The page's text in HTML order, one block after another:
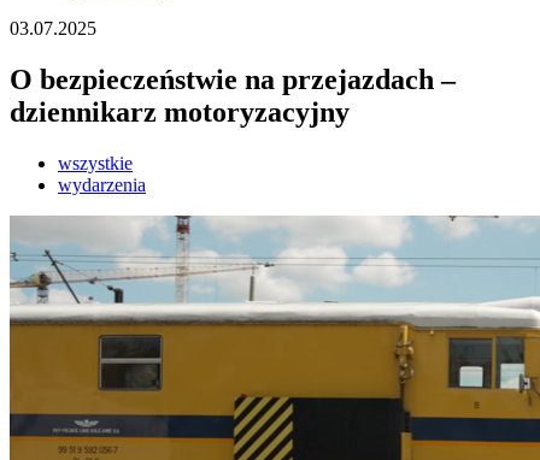
03.07.2025
O bezpieczeństwie na przejazdach –
dziennikarz motoryzacyjny
wszystkie
wydarzenia